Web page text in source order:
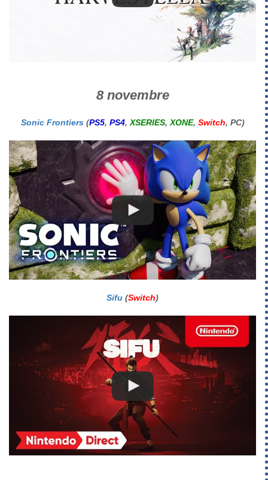
8 novembre
Sonic Frontiers(PS5, PS4, XSERIES, XONE, Switch, PC)
Sifu (Switch)